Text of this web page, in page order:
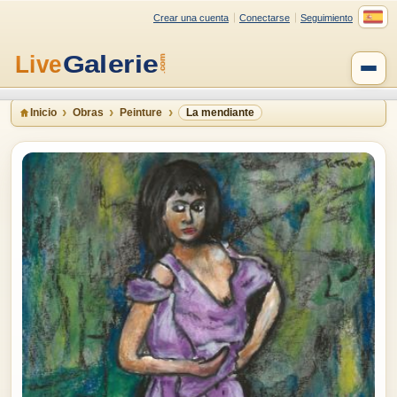
Crear una cuenta Conectarse Seguimiento
Inicio Obras Peinture La mendiante